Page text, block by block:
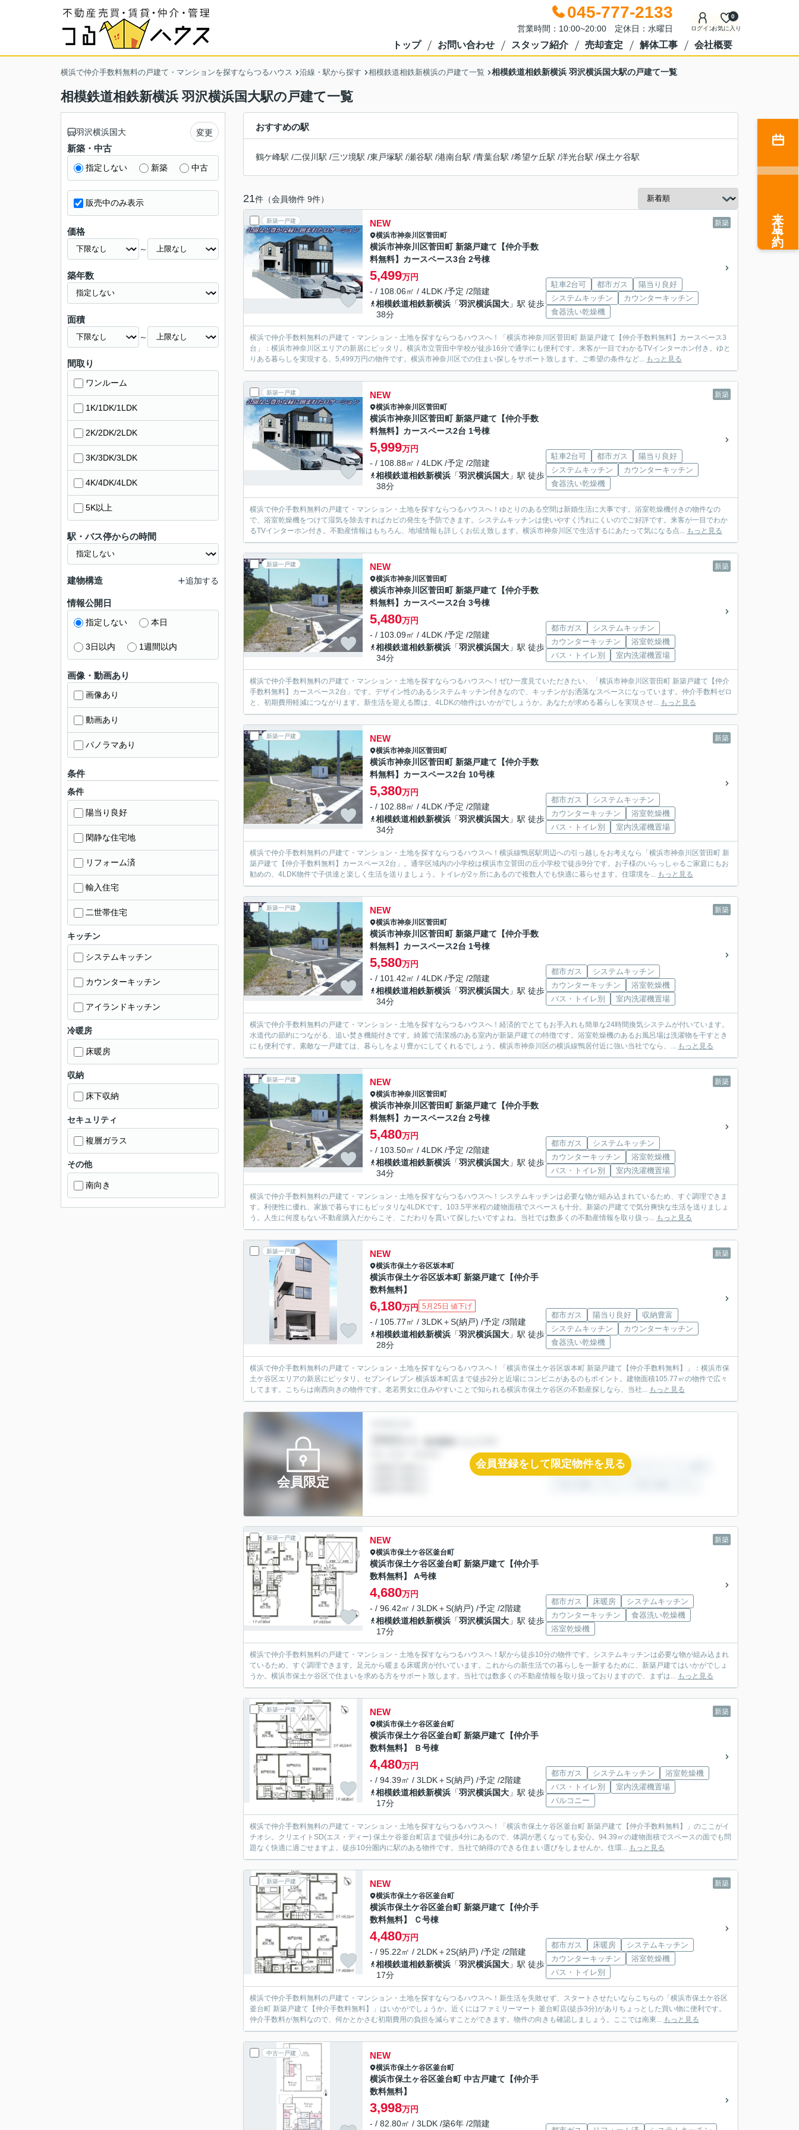
045-777-2133
営業時間：10:00~20:00 定休日：水曜日 ログインお気に入り
0
トップ お問い合わせ スタッフ紹介 売却査定 解体工事 会社概要
横浜で仲介手数料無料の戸建て・マンションを探すならつるハウス 沿線・駅から探す 相模鉄道相鉄新横浜の戸建て一覧 相模鉄道相鉄新横浜 羽沢横浜国大駅の戸建て一覧
相模鉄道相鉄新横浜 羽沢横浜国大駅の戸建て一覧
おすすめの駅
鶴ケ峰駅 /二俣川駅 /三ツ境駅 /東戸塚駅 /瀬谷駅 /港南台駅 /青葉台駅 /希望ケ丘駅 /洋光台駅 /保土ケ谷駅
21件（会員物件 9件）
新築一戸建 新築
NEW
横浜市神奈川区菅田町
横浜市神奈川区菅田町 新築戸建て【仲介手数
料無料】カースペース3台 2号棟
5,499万円
- / 108.06㎡ / 4LDK /予定 /2階建
相模鉄道相鉄新横浜 「羽沢横浜国大 」駅 徒歩
38分
駐車2台可 都市ガス
陽当り良好
システムキッチン
カウンターキッチン
食器洗い乾燥機
横浜で仲介手数料無料の戸建て・マンション・土地を探すならつるハウスへ！「横浜市神奈川区菅田町 新築戸建て【仲介手数料無料】カースペース3
台」：横浜市神奈川区エリアの新居にピッタリ。横浜市立菅田中学校が徒歩16分で通学にも便利です。来客が一目でわかるTVインターホン付き。ゆと
りある暮らしを実現する、5,499万円の物件です。横浜市神奈川区での住まい探しをサポート致します。ご希望の条件など... もっと見る
新築一戸建 新築
NEW
横浜市神奈川区菅田町
横浜市神奈川区菅田町 新築戸建て【仲介手数
料無料】カースペース2台 1号棟
5,999万円
- / 108.88㎡ / 4LDK /予定 /2階建
相模鉄道相鉄新横浜 「羽沢横浜国大 」駅 徒歩
38分
駐車2台可 都市ガス
陽当り良好
システムキッチン
カウンターキッチン
食器洗い乾燥機
横浜で仲介手数料無料の戸建て・マンション・土地を探すならつるハウスへ！ゆとりのある空間は新婚生活に大事です。浴室乾燥機付きの物件なの
で、浴室乾燥機をつけて湿気を除去すればカビの発生を予防できます。システムキッチンは使いやすく汚れにくいのでご好評です。来客が一目でわか
るTVインターホン付き。不動産情報はもちろん、地域情報も詳しくお伝え致します。横浜市神奈川区で生活するにあたって気になる点... もっと見る
新築一戸建 新築
NEW
横浜市神奈川区菅田町
横浜市神奈川区菅田町 新築戸建て【仲介手数
料無料】カースペース2台 3号棟
5,480万円
- / 103.09㎡ / 4LDK /予定 /2階建
相模鉄道相鉄新横浜 「羽沢横浜国大 」駅 徒歩
34分
都市ガス
システムキッチン
カウンターキッチン
浴室乾燥機
バス・トイレ別
室内洗濯機置場
横浜で仲介手数料無料の戸建て・マンション・土地を探すならつるハウスへ！ぜひ一度見ていただきたい、「横浜市神奈川区菅田町 新築戸建て【仲介
手数料無料】カースペース2台」です。デザイン性のあるシステムキッチン付きなので、キッチンがお洒落なスペースになっています。仲介手数料ゼロ
と、初期費用軽減につながります。新生活を迎える際は、4LDKの物件はいかがでしょうか。あなたが求める暮らしを実現させ... もっと見る
新築一戸建 新築
NEW
横浜市神奈川区菅田町
横浜市神奈川区菅田町 新築戸建て【仲介手数
料無料】カースペース2台 10号棟
5,380万円
- / 102.88㎡ / 4LDK /予定 /2階建
相模鉄道相鉄新横浜 「羽沢横浜国大 」駅 徒歩
34分
都市ガス
システムキッチン
カウンターキッチン
浴室乾燥機
バス・トイレ別
室内洗濯機置場
横浜で仲介手数料無料の戸建て・マンション・土地を探すならつるハウスへ！横浜線鴨居駅周辺への引っ越しをお考えなら「横浜市神奈川区菅田町 新
築戸建て【仲介手数料無料】カースペース2台」。通学区域内の小学校は横浜市立菅田の丘小学校で徒歩9分です。お子様のいらっしゃるご家庭にもお
勧めの、4LDK物件で子供達と楽しく生活を送りましょう。トイレが2ヶ所にあるので複数人でも快適に暮らせます。住環境を... もっと見る
新築一戸建 新築
NEW
横浜市神奈川区菅田町
横浜市神奈川区菅田町 新築戸建て【仲介手数
料無料】カースペース2台 1号棟
5,580万円
- / 101.42㎡ / 4LDK /予定 /2階建
相模鉄道相鉄新横浜 「羽沢横浜国大 」駅 徒歩
34分
都市ガス
システムキッチン
カウンターキッチン
浴室乾燥機
バス・トイレ別
室内洗濯機置場
横浜で仲介手数料無料の戸建て・マンション・土地を探すならつるハウスへ！経済的でとてもお手入れも簡単な24時間換気システムが付いています。
水道代の節約につながる、追い焚き機能付きです。綺麗で清潔感のある室内が新築戸建ての特徴です。浴室乾燥機のあるお風呂場は洗濯物を干すとき
にも便利です。素敵な一戸建ては、暮らしをより豊かにしてくれるでしょう。横浜市神奈川区の横浜線鴨居付近に強い当社でなら、... もっと見る
新築一戸建 新築
NEW
横浜市神奈川区菅田町
横浜市神奈川区菅田町 新築戸建て【仲介手数
料無料】カースペース2台 2号棟
5,480万円
- / 103.50㎡ / 4LDK /予定 /2階建
相模鉄道相鉄新横浜 「羽沢横浜国大 」駅 徒歩
34分
都市ガス
システムキッチン
カウンターキッチン
浴室乾燥機
バス・トイレ別
室内洗濯機置場
横浜で仲介手数料無料の戸建て・マンション・土地を探すならつるハウスへ！システムキッチンは必要な物が組み込まれているため、すぐ調理できま
す。利便性に優れ、家族で暮らすにもピッタリな4LDKです。103.5平米程の建物面積でスペースも十分。新築の戸建てで気分爽快な生活を送りましょ
う。人生に何度もない不動産購入だからこそ、こだわりを貫いて探したいですよね。当社では数多くの不動産情報を取り扱っ... もっと見る
新築一戸建 新築
NEW
横浜市保土ケ谷区坂本町
横浜市保土ケ谷区坂本町 新築戸建て【仲介手
数料無料】
6,180万円 5月25日 値下げ
- / 105.77㎡ / 3LDK＋S(納戸) /予定 /3階建
相模鉄道相鉄新横浜 「羽沢横浜国大 」駅 徒歩
28分
都市ガス 陽当り良好
収納豊富
システムキッチン
カウンターキッチン
食器洗い乾燥機
横浜で仲介手数料無料の戸建て・マンション・土地を探すならつるハウスへ！「横浜市保土ケ谷区坂本町 新築戸建て【仲介手数料無料】」：横浜市保
土ケ谷区エリアの新居にピッタリ。セブンイレブン 横浜坂本町店まで徒歩2分と近場にコンビニがあるのもポイント。建物面積105.77㎡の物件で広々
してます。こちらは南西向きの物件です。老若男女に住みやすいことで知られる横浜市保土ケ谷区の不動産探しなら、当社... もっと見る
会員限定
会員登録をして限定物件を見る
新築一戸建 新築
NEW
横浜市保土ケ谷区釜台町
横浜市保土ケ谷区釜台町 新築戸建て【仲介手
数料無料】 A号棟
4,680万円
- / 96.42㎡ / 3LDK＋S(納戸) /予定 /2階建
相模鉄道相鉄新横浜 「羽沢横浜国大 」駅 徒歩
17分
都市ガス 床暖房
システムキッチン
カウンターキッチン
食器洗い乾燥機
浴室乾燥機
横浜で仲介手数料無料の戸建て・マンション・土地を探すならつるハウスへ！駅から徒歩10分の物件です。システムキッチンは必要な物が組み込まれ
ているため、すぐ調理できます。足元から暖まる床暖房が付いています。これからの新生活での暮らしを一新するために、新築戸建てはいかがでしょ
うか。横浜市保土ケ谷区で住まいを求める方をサポート致します。当社では数多くの不動産情報を取り扱っておりますので、まずは... もっと見る
新築一戸建 新築
NEW
横浜市保土ケ谷区釜台町
横浜市保土ケ谷区釜台町 新築戸建て【仲介手
数料無料】 Ｂ号棟
4,480万円
- / 94.39㎡ / 3LDK＋S(納戸) /予定 /2階建
相模鉄道相鉄新横浜 「羽沢横浜国大 」駅 徒歩
17分
都市ガス システムキッチン
浴室乾燥機
バス・トイレ別
室内洗濯機置場
バルコニー
横浜で仲介手数料無料の戸建て・マンション・土地を探すならつるハウスへ！「横浜市保土ケ谷区釜台町 新築戸建て【仲介手数料無料】」のここがイ
チオシ。クリエイトSD(エス・ディー) 保土ケ谷釜台町店まで徒歩4分にあるので、体調が悪くなっても安心。94.39㎡の建物面積でスペースの面でも問
題なく快適に過ごせますよ。徒歩10分圏内に駅のある物件です。当社で納得のできる住まい選びをしませんか。住環... もっと見る
新築一戸建 新築
NEW
横浜市保土ケ谷区釜台町
横浜市保土ケ谷区釜台町 新築戸建て【仲介手
数料無料】 Ｃ号棟
4,480万円
- / 95.22㎡ / 2LDK＋2S(納戸) /予定 /2階建
相模鉄道相鉄新横浜 「羽沢横浜国大 」駅 徒歩
17分
都市ガス 床暖房
システムキッチン
カウンターキッチン
浴室乾燥機
バス・トイレ別
横浜で仲介手数料無料の戸建て・マンション・土地を探すならつるハウスへ！新生活を失敗せず、スタートさせたいならこちらの「横浜市保土ケ谷区
釜台町 新築戸建て【仲介手数料無料】」はいかがでしょうか。近くにはファミリーマート 釜台町店(徒歩3分)がありちょっとした買い物に便利です。
仲介手数料が無料なので、何かとかさむ初期費用の負担を減らすことができます。物件の向きも確認しましょう。ここでは南東... もっと見る
中古一戸建 NEW
横浜市保土ケ谷区釜台町
横浜市保土ヶ谷区釜台町 中古戸建て【仲介手
数料無料】
3,998万円
- / 82.80㎡ / 3LDK /築6年 /2階建
羽沢横浜国大 変更
新築・中古
指定しない 新築 中古
販売中のみ表示
価格
～
築年数
面積
～
間取り
ワンルーム
1K/1DK/1LDK
2K/2DK/2LDK
3K/3DK/3LDK
4K/4DK/4LDK
5K以上
駅・バス停からの時間
建物構造 追加する
情報公開日
指定しない 本日
3日以内 1週間以内
画像・動画あり
画像あり
動画あり
パノラマあり
条件
条件
陽当り良好
閑静な住宅地
リフォーム済
輸入住宅
二世帯住宅
キッチン
システムキッチン
カウンターキッチン
アイランドキッチン
冷暖房
床暖房
収納
床下収納
セキュリティ
複層ガラス
その他
南向き
来店予約